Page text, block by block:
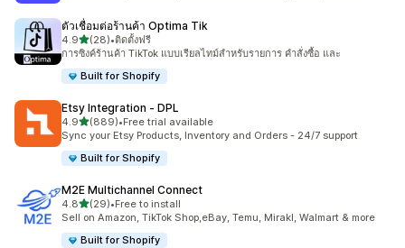
ตัวเชื่อมต่อร้านค้า Optima Tik
4.9เต็ม 5 ดาว
(28)
ทั้งหมด 28 รีวิว
•ติดตั้งฟรี
การซิงค์ร้านค้า TikTok แบบเรียลไทม์สำหรับรายการ คำสั่งซื้อ และ
Built for Shopify
Etsy Integration ‑ DPL
4.9เต็ม 5 ดาว
(889)
ทั้งหมด 889 รีวิว
•Free trial available
Sync your Etsy Products, Inventory and Orders - 24/7 support
Built for Shopify
M2E Multichannel Connect
4.8เต็ม 5 ดาว
(29)
ทั้งหมด 29 รีวิว
•Free to install
Sell on Amazon, TikTok Shop,eBay, Temu, Mirakl, Walmart & more
Built for Shopify